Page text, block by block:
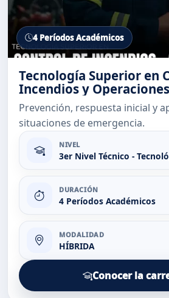
4 Períodos Académicos
Tecnología Superior en
Incendios y
Prevención, respuesta inicial y
situaciones de emergencia.
NIVEL
3er Nivel Técnico -
DURACIÓN
4 Períodos Académicos
MODALIDAD
HÍBRIDA
Conocer la